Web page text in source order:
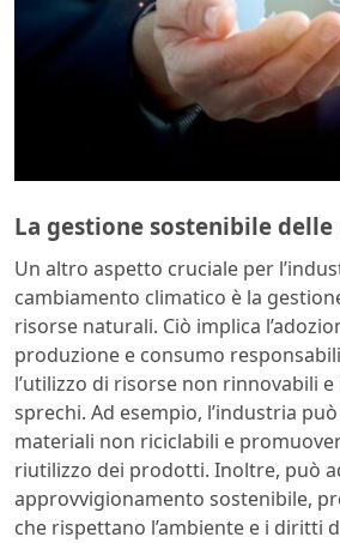
La gestione sostenibile
Un altro aspetto cruciale per
cambiamento climatico è la
risorse naturali. Ciò implica
produzione e consumo
l’utilizzo di risorse non rinnovabili
sprechi. Ad esempio, l’industria
materiali non riciclabili e
riutilizzo dei prodotti. Inoltre, può
approvvigionamento sostenibile,
che rispettano l’ambiente e i diritti